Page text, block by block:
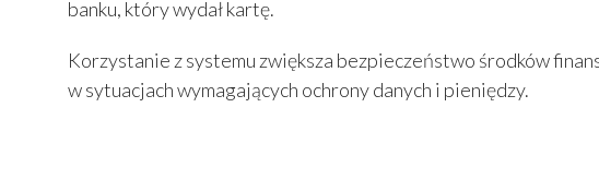
banku, który wydał kartę.
Korzystanie z systemu zwiększa bezpieczeństwo środków
w sytuacjach wymagających ochrony danych i pieniędzy.